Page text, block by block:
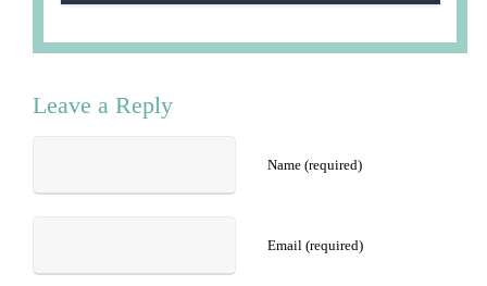
Leave a Reply
Name (required)
Email (required)